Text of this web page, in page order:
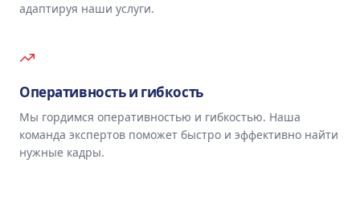
адаптируя наши услуги.
Оперативность и гибкость
Мы гордимся оперативностью и гибкостью. Наша
команда экспертов поможет быстро и эффективно найти
нужные кадры.